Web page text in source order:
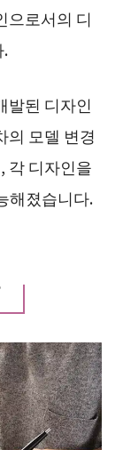
으로서의 디
발된 디자인
의 모델 변경
각 디자인을
해졌습니다.